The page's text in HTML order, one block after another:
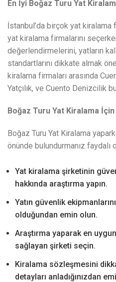
En İyi Boğaz Turu Yat
İstanbul’da birçok yat kiralama
yat kiralama firmalarını
değerlendirmelerini, yatların
standartlarını dikkate almak
kiralama firmaları arasında
Yatçılık, ve Cuento Denizcilik
Boğaz Turu Yat Kiralama İçin
Boğaz Turu Yat Kiralama
önünde bulundurmanız faydalı
Yat kiralama şirketinin
hakkında araştırma yapın.
Yatın güvenlik
olduğundan emin olun.
Araştırma yaparak en
sağlayan şirketi seçin.
Kiralama sözleşmesini
detayları anladığınızdan